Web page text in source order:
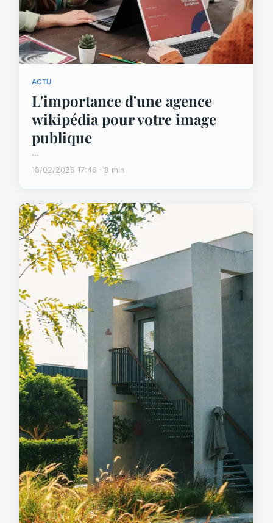
ACTU
L'importance d'une agence
wikipédia pour votre image
publique
...
18/02/2026 17:46 · 8 min